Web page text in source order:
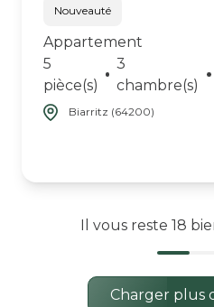
Nouveauté
Appartement
5
pièce(s)
3
chambre(s)
Biarritz (64200)
Il vous reste 18
Charger plus